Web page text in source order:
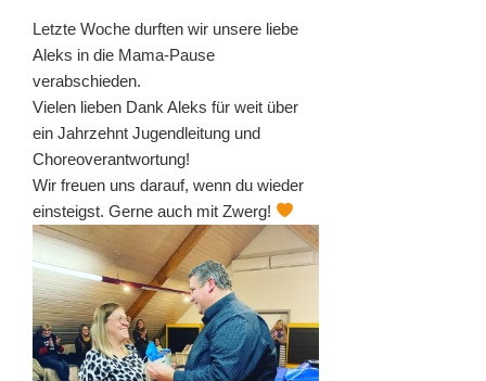
Letzte Woche durften wir unsere liebe
Aleks in die Mama-Pause
verabschieden.
Vielen lieben Dank Aleks für weit über
ein Jahrzehnt Jugendleitung und
Choreoverantwortung!
Wir freuen uns darauf, wenn du wieder
einsteigst. Gerne auch mit Zwerg!